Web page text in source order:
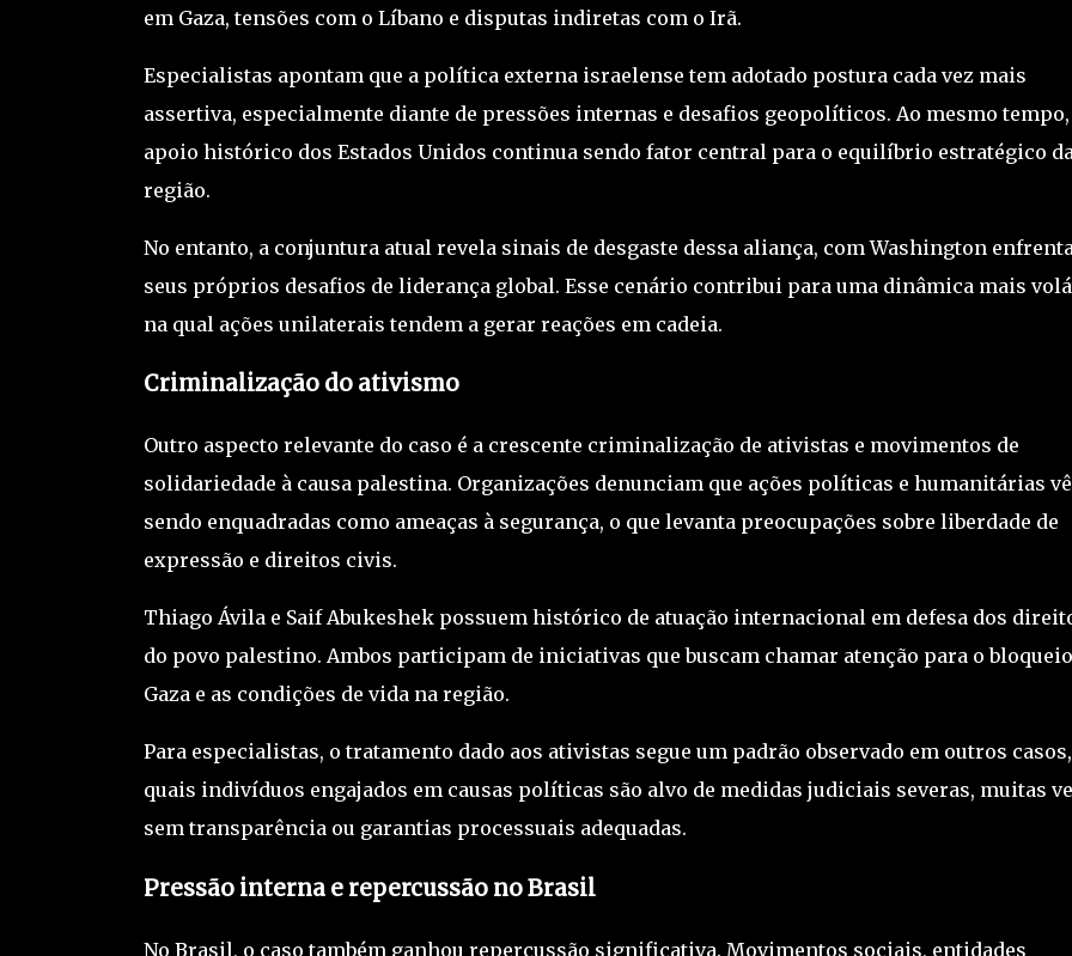
em Gaza, tensões com o Líbano e disputas indiretas com o Irã.
Especialistas apontam que a política externa israelense tem adotado postura cada vez mais
assertiva, especialmente diante de pressões internas e desafios geopolíticos. Ao mesmo tempo,
apoio histórico dos Estados Unidos continua sendo fator central para o equilíbrio estratégico da
região.
No entanto, a conjuntura atual revela sinais de desgaste dessa aliança, com Washington
seus próprios desafios de liderança global. Esse cenário contribui para uma dinâmica mais
na qual ações unilaterais tendem a gerar reações em cadeia.
Criminalização do ativismo
Outro aspecto relevante do caso é a crescente criminalização de ativistas e movimentos de
solidariedade à causa palestina. Organizações denunciam que ações políticas e humanitárias
sendo enquadradas como ameaças à segurança, o que levanta preocupações sobre liberdade de
expressão e direitos civis.
Thiago Ávila e Saif Abukeshek possuem histórico de atuação internacional em defesa dos
do povo palestino. Ambos participam de iniciativas que buscam chamar atenção para o
Gaza e as condições de vida na região.
Para especialistas, o tratamento dado aos ativistas segue um padrão observado em outros
quais indivíduos engajados em causas políticas são alvo de medidas judiciais severas, muitas
sem transparência ou garantias processuais adequadas.
Pressão interna e repercussão no Brasil
No Brasil, o caso também ganhou repercussão significativa. Movimentos sociais, entidades